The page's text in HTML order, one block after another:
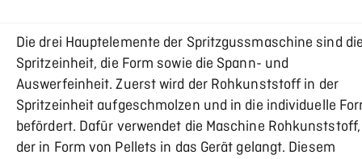
Die drei Hauptelemente der Spritzgussmaschine sind
Spritzeinheit, die Form sowie die Spann- und
Auswerfeinheit. Zuerst wird der Rohkunststoff in der
Spritzeinheit aufgeschmolzen und in die individuelle
befördert. Dafür verwendet die Maschine Rohkunststoff,
der in Form von Pellets in das Gerät gelangt. Diesem